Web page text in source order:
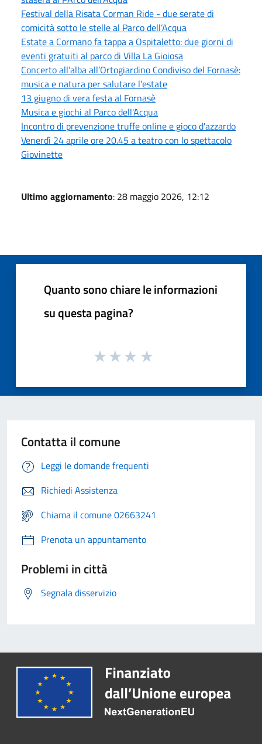
Festival della Risata Corman Ride - due serate di
comicità sotto le stelle al Parco dell’Acqua
Estate a Cormano fa tappa a Ospitaletto: due giorni di
eventi gratuiti al parco di Villa La Gioiosa
Concerto all’alba all’Ortogiardino Condiviso del Fornasè:
musica e natura per salutare l’estate
13 giugno di vera festa al Fornasè
Musica e giochi al Parco dell'Acqua
Incontro di prevenzione truffe online e gioco d'azzardo
Venerdì 24 aprile ore 20.45 a teatro con lo spettacolo
Giovinette
Ultimo aggiornamento: 28 maggio 2026, 12:12
Quanto sono chiare le informazioni
su questa pagina?
Contatta il comune
Leggi le domande frequenti
Richiedi Assistenza
Chiama il comune 02663241
Prenota un appuntamento
Problemi in città
Segnala disservizio